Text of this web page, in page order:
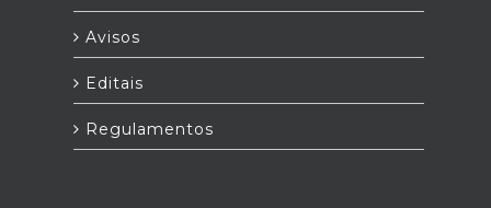
Avisos
Editais
Regulamentos